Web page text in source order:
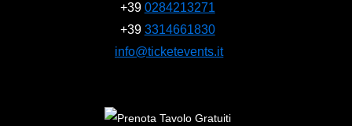
+39 0284213271
+39 3314661830
info@ticketevents.it